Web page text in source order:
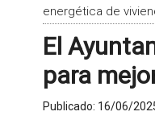
energética de
El
para
Publicado: 16/06/